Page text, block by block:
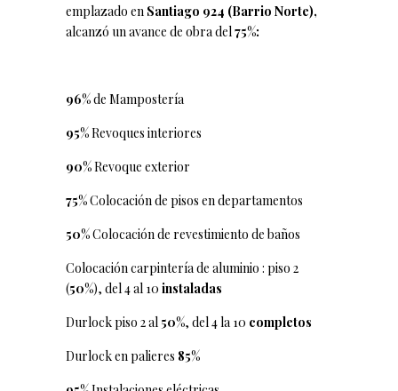
emplazado en Santiago 924 (Barrio Norte),
alcanzó un avance de obra del75%:
96%de Mampostería
95%Revoques interiores
90%Revoque exterior
75%Colocación de pisos en departamentos
50%Colocación de revestimiento de baños
Colocación carpintería de aluminio : piso 2
(50%), del 4 al 10 instaladas
Durlock piso 2 al 50%, del 4 la 10 completos
Durlock en palieres 85%